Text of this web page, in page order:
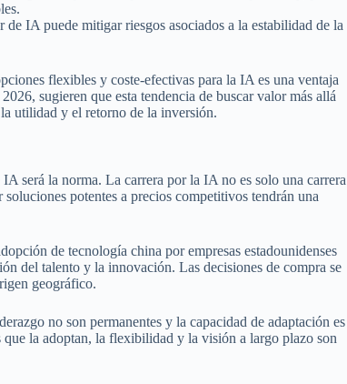
IA puede mitigar riesgos asociados a la estabilidad de la
flexibles y coste-efectivas para la IA es una ventaja
sugieren que esta tendencia de buscar valor más allá
utilidad y el retorno de la inversión.
será la norma. La carrera por la IA no es solo una carrera
potentes a precios competitivos tendrán una
de tecnología china por empresas estadounidenses
del talento y la innovación. Las decisiones de compra se
geográfico.
no son permanentes y la capacidad de adaptación es
la adoptan, la flexibilidad y la visión a largo plazo son